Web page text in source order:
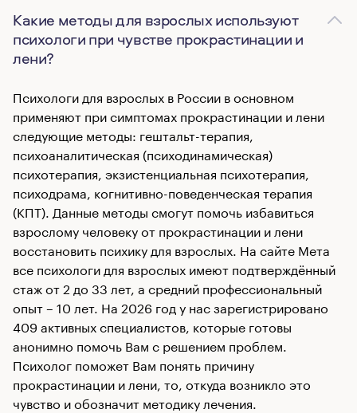
Какие методы для взрослых используют
психологи при чувстве прокрастинации и
лени?
Психологи для взрослых в России в основном
применяют при симптомах прокрастинации и лени
следующие методы: гештальт-терапия,
психоаналитическая (психодинамическая)
психотерапия, экзистенциальная психотерапия,
психодрама, когнитивно-поведенческая терапия
(КПТ). Данные методы смогут помочь избавиться
взрослому человеку от прокрастинации и лени
восстановить психику для взрослых. На сайте Мета
все психологи для взрослых имеют подтверждённый
стаж от 2 до 33 лет, а средний профессиональный
опыт – 10 лет. На 2026 год у нас зарегистрировано
409 активных специалистов, которые готовы
анонимно помочь Вам с решением проблем.
Психолог поможет Вам понять причину
прокрастинации и лени, то, откуда возникло это
чувство и обозначит методику лечения.